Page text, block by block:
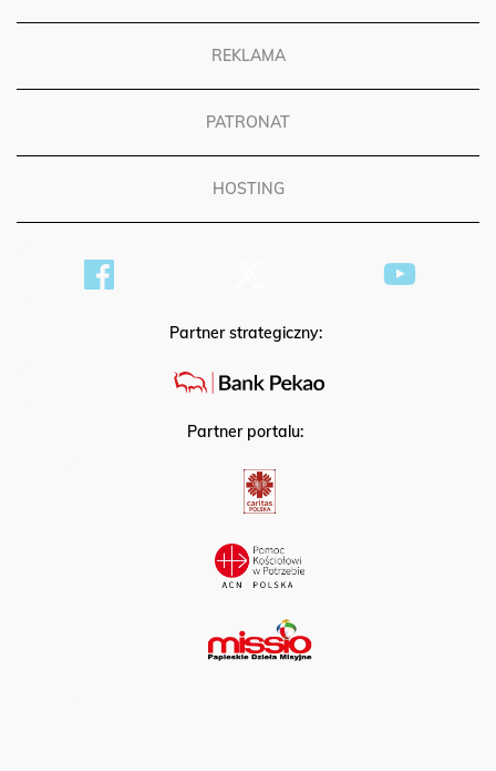
REKLAMA
PATRONAT
HOSTING
Partner strategiczny:
Partner portalu: